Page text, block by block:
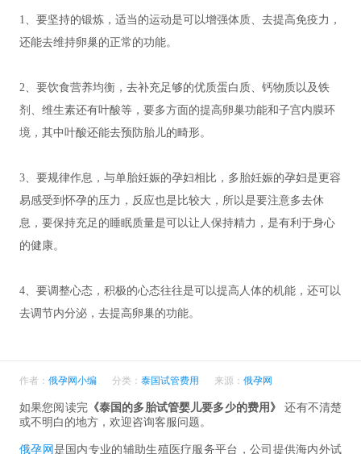
1、要坚持的锻炼，适当的运动是可以增强体质、去提高免疫力，
还能去维持卵巢的正常的功能。
2、要饮食营养均衡，去补充足够的优质蛋白质、钙物质以及铁
剂、维生素还有叶酸等，要多方面的提高卵巢功能和子宫内膜环
境，其中叶酸还能去预防胎儿的畸形。
3、要规律作息，与单胎妊娠的孕妇相比，多胎妊娠的孕妇是更容
易感受到怀孕的压力，反应也是比较大，所以是要注意多去休
息，要保持充足的睡眠质量是可以让人保持精力，是有利于身心
的健康。
4、要调整心态，积极的心态往往是可以提高人体的机能，还可以
去调节内分泌，去提高卵巢的功能。
作者： 俄孕网小编 分类： 泰国试管费用 来源： 俄孕网
如果您阅读完《泰国的多胎试管婴儿要多少的费用》
还有不清楚
或不明白的地方，欢迎咨询客服问题。
俄孕网 是国内专业的辅助生殖医疗服务平台，公司提供海内外试